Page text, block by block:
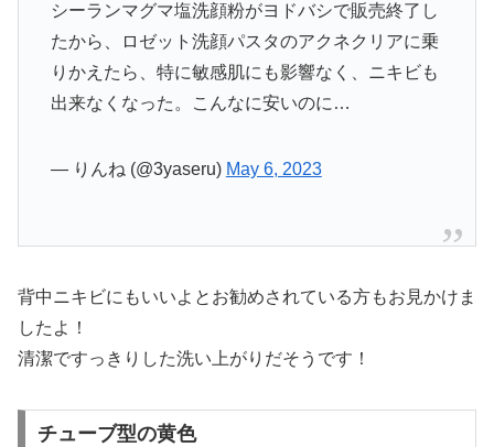
シーランマグマ塩洗顔粉がヨドバシで販売終了し
たから、ロゼット洗顔パスタのアクネクリアに乗
りかえたら、特に敏感肌にも影響なく、ニキビも
出来なくなった。こんなに安いのに…
— りんね (@3yaseru) May 6, 2023
背中ニキビにもいいよとお勧めされている方もお見かけま
したよ！
清潔ですっきりした洗い上がりだそうです！
チューブ型の黄色